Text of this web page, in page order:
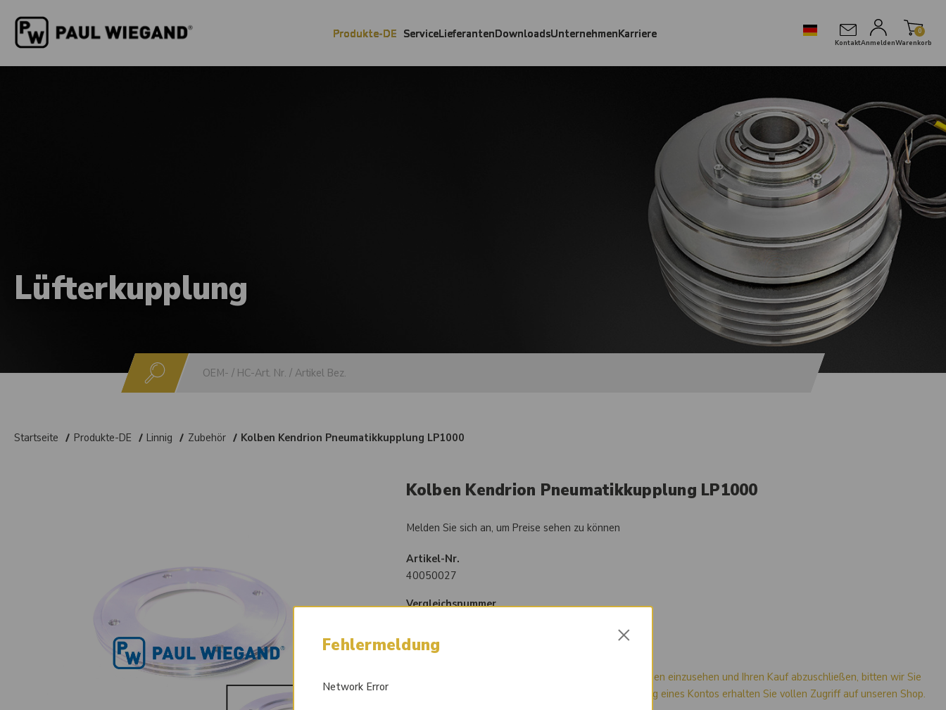
Produkte-DE ServiceLieferantenDownloadsUnternehmenKarriere
KontaktAnmelden
0
Warenkorb
Lüfterkupplung
Startseite Produkte-DE Linnig Zubehör Kolben Kendrion Pneumatikkupplung LP1000
Kolben Kendrion Pneumatikkupplung LP1000
Melden Sie sich an, um Preise sehen zu können
Artikel-Nr.
40050027
Vergleichsnummer
Liefertermin auf Anfrage
Wir freuen uns, dass Sie hier sind! Um Preisinformationen einzusehen und Ihren Kauf abzuschließen, bitten wir Sie
höflich, sich bei uns zu registrieren. Durch die Erstellung eines Kontos erhalten Sie vollen Zugriff auf unseren Shop.
Fehlermeldung ×
Network Error